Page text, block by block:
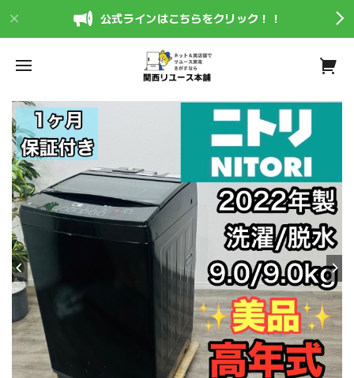
公式ラインはこちらをクリック！！